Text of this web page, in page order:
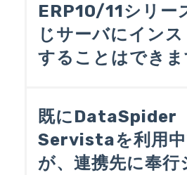
お、DataSpider Servista
V ERPを追加購入される
ataSpider Servistaを購入
様にご相談ください。
ERP10/11シリー
じサーバにイン
することはできま
既にDataSpider
Servistaを利用
が、連携先に奉行